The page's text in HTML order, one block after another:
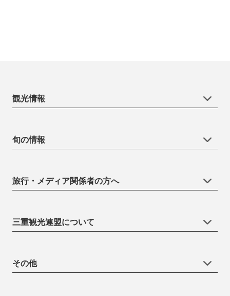
観光情報
旬の情報
旅行・メディア関係者の方へ
三重観光連盟について
その他